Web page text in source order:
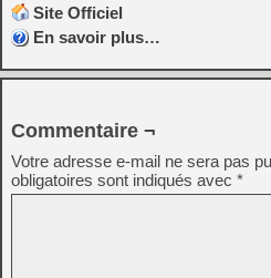
Site Officiel
En savoir plus…
Commentaire ¬
Votre adresse e-mail ne sera pas
obligatoires sont indiqués avec *